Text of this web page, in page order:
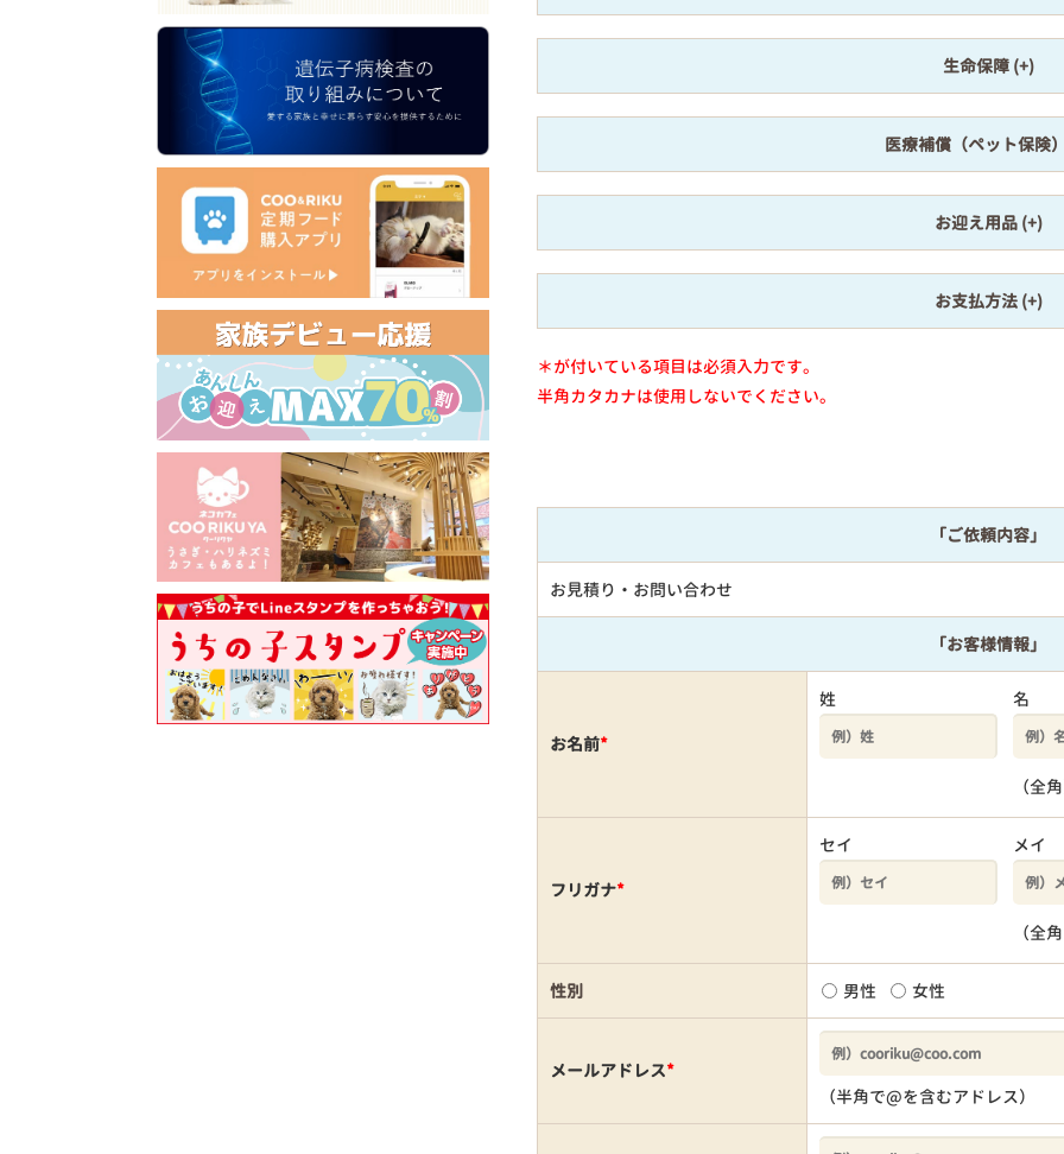
生命保障
医療補償（ペット保険
お迎え用品
お支払方法
＊が付いている項目は必須入力です。
半角カタカナは使用しないでください。
「ご依頼内容」
お見積り・お問い合わせ
「お客様情報」
お名前*
姓 名
（全
フリガナ*
セイ メイ
（全
性別 男性 女性
メールアドレス*
（半角で@を含むアドレス）